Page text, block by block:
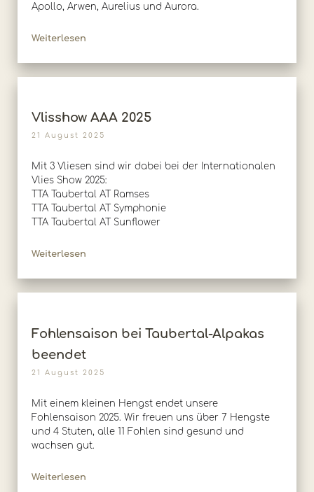
Apollo, Arwen, Aurelius und Aurora.
Weiterlesen
Vlisshow AAA 2025
21 August 2025
Mit 3 Vliesen sind wir dabei bei der Internationalen
Vlies Show 2025:
TTA Taubertal AT Ramses
TTA Taubertal AT Symphonie
TTA Taubertal AT Sunflower
Weiterlesen
Fohlensaison bei Taubertal-Alpakas
beendet
21 August 2025
Mit einem kleinen Hengst endet unsere
Fohlensaison 2025. Wir freuen uns über 7 Hengste
und 4 Stuten, alle 11 Fohlen sind gesund und
wachsen gut.
Weiterlesen